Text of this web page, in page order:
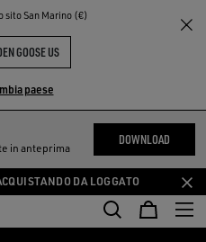
sito San Marino (€)
GOOSE US
paese
in anteprima
DOWNLOAD
DA LOGGATO